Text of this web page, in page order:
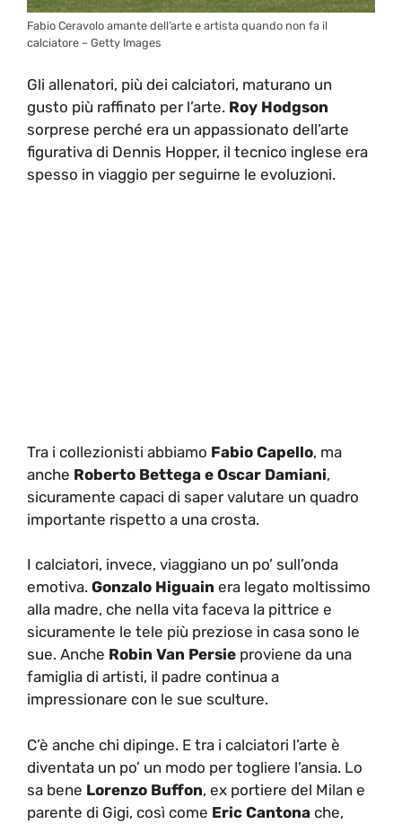
Fabio Ceravolo amante dell’arte e artista quando non fa il
calciatore – Getty Images
Gli allenatori, più dei calciatori, maturano un
gusto più raffinato per l’arte. Roy Hodgson
sorprese perché era un appassionato dell’arte
figurativa di Dennis Hopper, il tecnico inglese era
spesso in viaggio per seguirne le evoluzioni.
Tra i collezionisti abbiamo Fabio Capello, ma
anche Roberto Bettega e Oscar Damiani,
sicuramente capaci di saper valutare un quadro
importante rispetto a una crosta.
I calciatori, invece, viaggiano un po’ sull’onda
emotiva. Gonzalo Higuain era legato moltissimo
alla madre, che nella vita faceva la pittrice e
sicuramente le tele più preziose in casa sono le
sue. Anche Robin Van Persie proviene da una
famiglia di artisti, il padre continua a
impressionare con le sue sculture.
C’è anche chi dipinge. E tra i calciatori l’arte è
diventata un po’ un modo per togliere l’ansia. Lo
sa bene Lorenzo Buffon, ex portiere del Milan e
parente di Gigi, così come Eric Cantona che,